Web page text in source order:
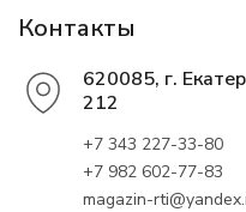
Контакты
620085, г.
212
+7 343 227-33-80
+7 982 602-77-83
magazin-